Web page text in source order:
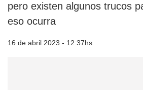
pero existen algunos trucos
eso ocurra
16 de abril 2023 - 12:37hs